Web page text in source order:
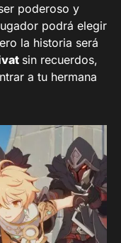
poderoso y
podrá elegir
la historia será
sin recuerdos,
a tu hermana